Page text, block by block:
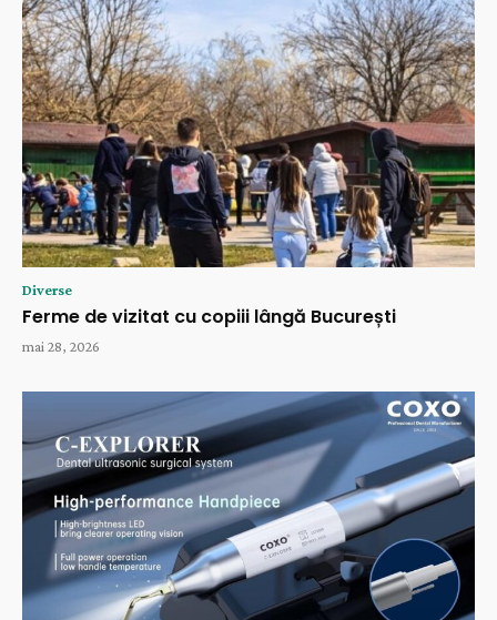
Diverse
Ferme de vizitat cu copiii lângă București
mai 28, 2026